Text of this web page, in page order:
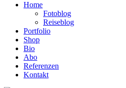
Home
Fotoblog
Reiseblog
Portfolio
Shop
Bio
Abo
Referenzen
Kontakt